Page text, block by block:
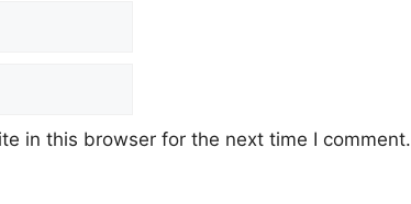
in this browser for the next time I comment.